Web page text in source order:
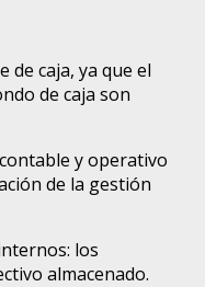
de caja, ya que el
de caja son
y operativo
de la gestión
los
almacenado.